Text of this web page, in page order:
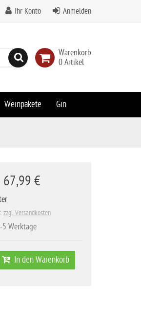
Ihr Konto Anmelden
Warenkorb
0 Artikel
Suchen
Weinpakete Gin
67,99 €
zzgl. Versandkosten
5 Werktage
In den Warenkorb